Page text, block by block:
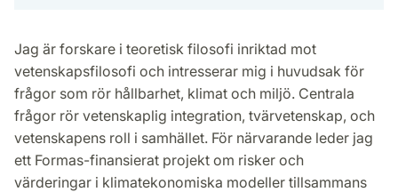
Jag är forskare i teoretisk filosofi inriktad mot
vetenskapsfilosofi och intresserar mig i huvudsak för
frågor som rör hållbarhet, klimat och miljö. Centrala
frågor rör vetenskaplig integration, tvärvetenskap, och
vetenskapens roll i samhället. För närvarande leder jag
ett Formas-finansierat projekt om risker och
värderingar i klimatekonomiska modeller tillsammans